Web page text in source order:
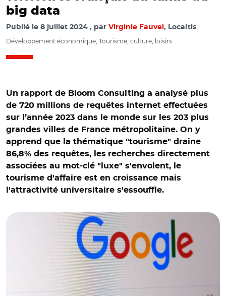
big data
Publié le 8 juillet 2024 par Virginie Fauvel , Localtis
Développement économique, Tourisme, culture, loisirs
Un rapport de Bloom Consulting a analysé plus
de 720 millions de requêtes internet effectuées
sur l’année 2023 dans le monde sur les 203 plus
grandes villes de France métropolitaine. On y
apprend que la thématique "tourisme" draine
86,8% des requêtes, les recherches directement
associées au mot-clé "luxe" s'envolent, le
tourisme d'affaire est en croissance mais
l'attractivité universitaire s'essouffle.